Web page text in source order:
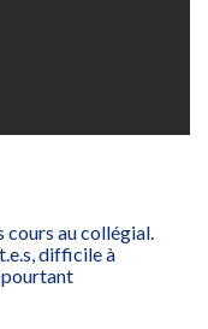
cours au collégial.
difficile à
pourtant